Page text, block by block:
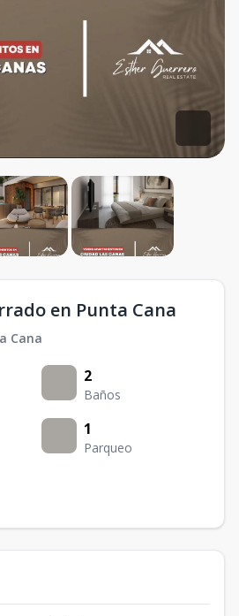
en Punta Cana
Cana
2
Baños
1
Parqueo